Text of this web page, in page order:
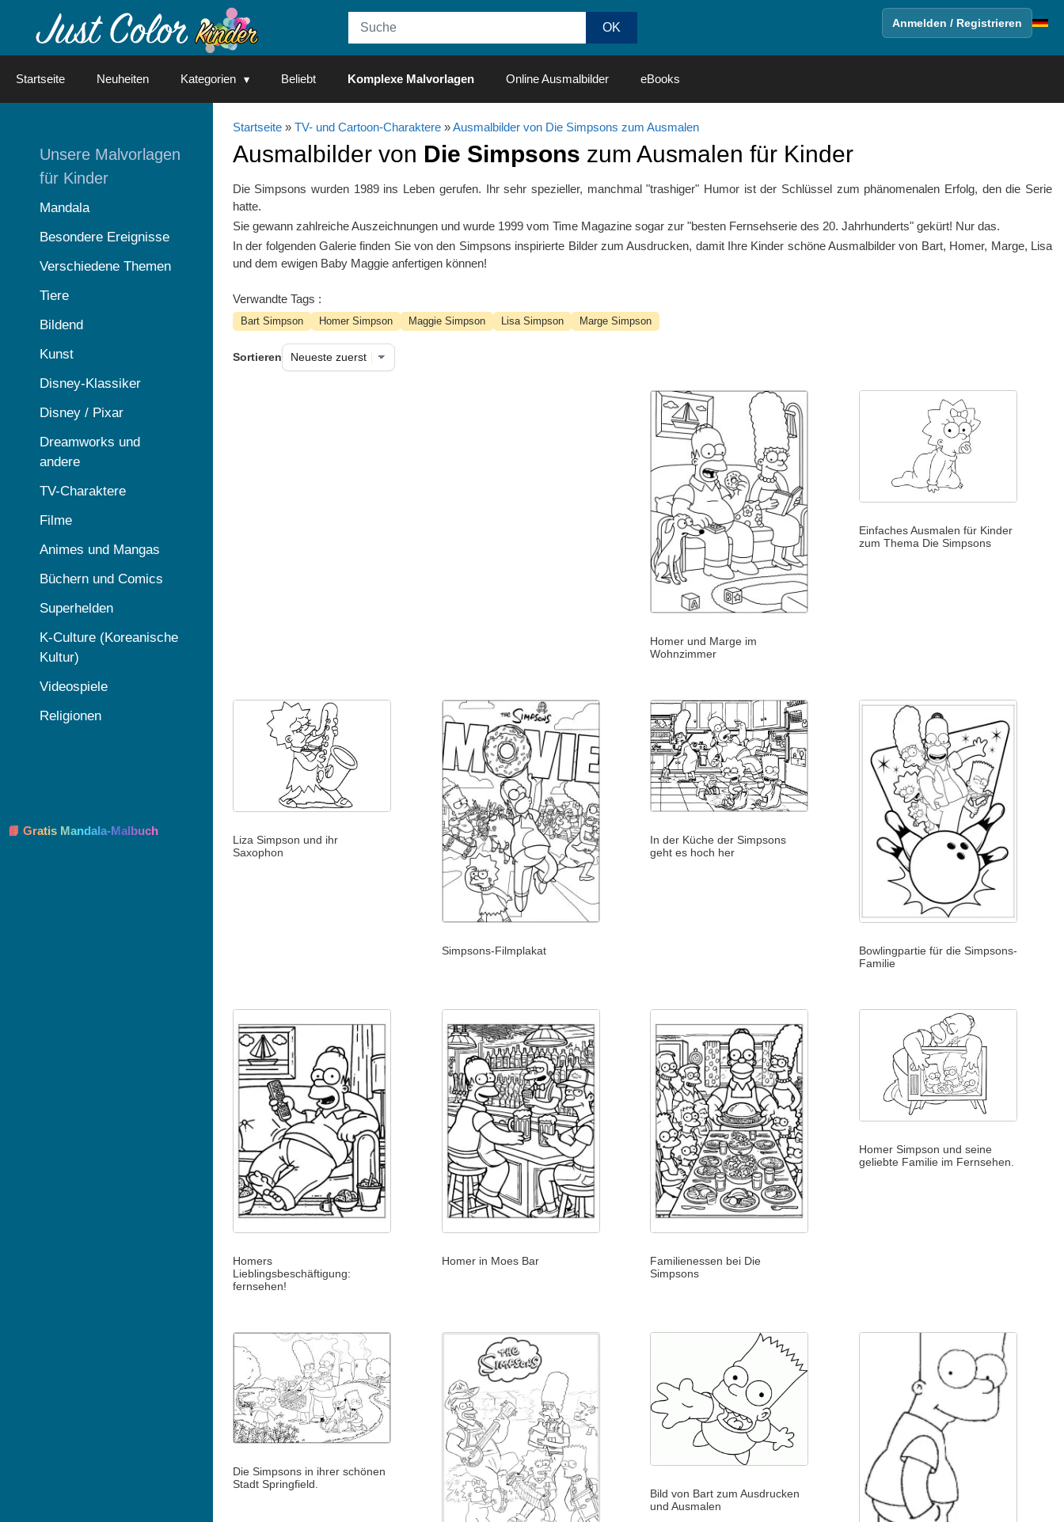
Anmelden / Registrieren
Startseite Neuheiten Kategorien Beliebt Komplexe Malvorlagen Online Ausmalbilder eBooks
Startseite» TV- und Cartoon-Charaktere»Ausmalbilder von Die Simpsons zum Ausmalen
Ausmalbilder von Die Simpsons zum Ausmalen für Kinder
Die Simpsons wurden 1989 ins Leben gerufen. Ihr sehr spezieller, manchmal "trashiger" Humor ist der Schlüssel zum phänomenalen Erfolg, den die Serie
hatte.
Sie gewann zahlreiche Auszeichnungen und wurde 1999 vom Time Magazine sogar zur "besten Fernsehserie des 20. Jahrhunderts" gekürt! Nur das.
In der folgenden Galerie finden Sie von den Simpsons inspirierte Bilder zum Ausdrucken, damit Ihre Kinder schöne Ausmalbilder von Bart, Homer, Marge, Lisa
und dem ewigen Baby Maggie anfertigen können!
Verwandte Tags :
Bart Simpson Homer Simpson Maggie Simpson Lisa Simpson Marge Simpson
Sortieren
Homer und Marge im
Wohnzimmer
Einfaches Ausmalen für Kinder
zum Thema Die Simpsons
Liza Simpson und ihr
Saxophon
Simpsons-Filmplakat
In der Küche der Simpsons
geht es hoch her
Bowlingpartie für die Simpsons-
Familie
Homers
Lieblingsbeschäftigung:
fernsehen!
Homer in Moes Bar
Familienessen bei Die
Simpsons
Homer Simpson und seine
geliebte Familie im Fernsehen.
Die Simpsons in ihrer schönen
Stadt Springfield.
Bild von Bart zum Ausdrucken
und Ausmalen
Unsere Malvorlagen
für Kinder
Mandala
Besondere Ereignisse
Verschiedene Themen
Tiere
Bildend
Kunst
Disney-Klassiker
Disney / Pixar
Dreamworks und
andere
TV-Charaktere
Filme
Animes und Mangas
Büchern und Comics
Superhelden
K-Culture (Koreanische
Kultur)
Videospiele
Religionen
📘 Gratis Mandala-Malbuch